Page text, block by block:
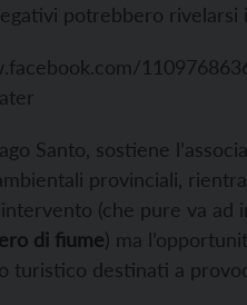
potrebbero rivelarsi
Santo, sostiene
provinciali,
(che pure va ad
di fiume) ma
turistico destinati a